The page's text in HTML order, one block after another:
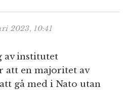
g
t
i
2023, 10:41
av institutet
att en majoritet av
gå med i Nato utan